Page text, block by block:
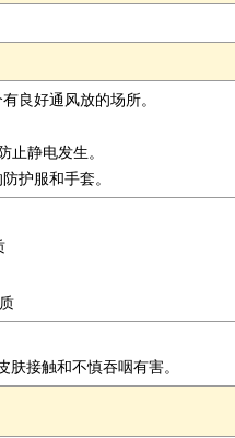
良好通风放的场所。
止静电发生。
护服和手套。
肤接触和不慎吞咽有害。